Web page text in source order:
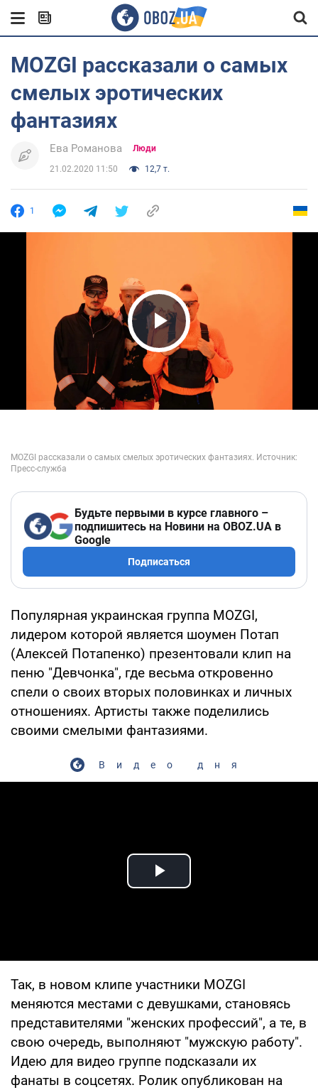
MOZGI рассказали о самых
смелых эротических
фантазиях
Ева Романова Люди
21.02.2020 11:50 12,7 т.
1
Play Video
Будьте первыми в курсе главного –
подпишитесь на Новини на OBOZ.UA в
Google
Подписаться
Популярная украинская группа MOZGI,
лидером которой является шоумен Потап
(Алексей Потапенко) презентовали клип на
пеню "Девчонка", где весьма откровенно
спели о своих вторых половинках и личных
отношениях. Артисты также поделились
своими смелыми фантазиями.
Видео дня
Play Video
Так, в новом клипе участники MOZGI
меняются местами с девушками, становясь
представителями "женских профессий", а те, в
свою очередь, выполняют "мужскую работу".
Идею для видео группе подсказали их
фанаты в соцсетях. Ролик опубликован на